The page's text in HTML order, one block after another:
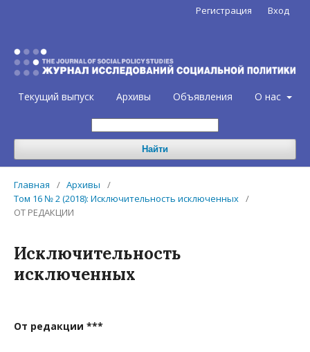
Текущий выпуск Архивы Объявления О нас
Найти
Регистрация Вход
Главная / Архивы
/
Том 16 № 2 (2018): Исключительность исключенных /
ОТ РЕДАКЦИИ
Исключительность
исключенных
От редакции ***